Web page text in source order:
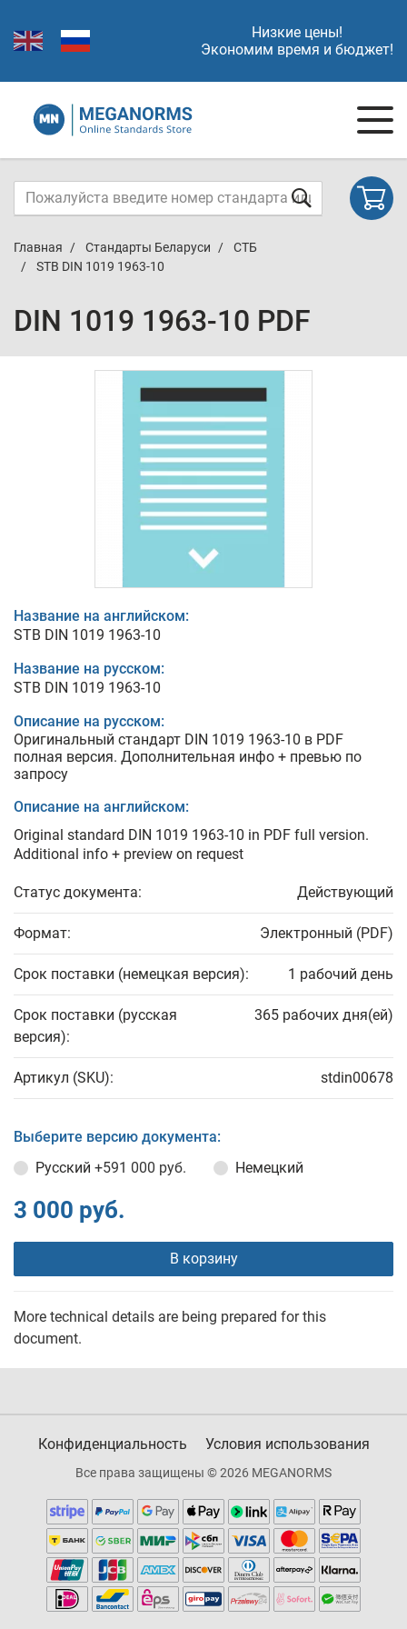
Низкие цены!
Экономим время и бюджет!
Главная Стандарты Беларуси
СТБ
STB DIN 1019 1963-10
DIN 1019 1963-10 PDF
Название на английском:
STB DIN 1019 1963-10
Название на русском:
STB DIN 1019 1963-10
Описание на русском:
Оригинальный стандарт DIN 1019 1963-10 в PDF
полная версия. Дополнительная инфо + превью по
запросу
Описание на английском:
Original standard DIN 1019 1963-10 in PDF full version.
Additional info + preview on request
Статус документа: Действующий
Формат: Электронный (PDF)
Срок поставки (немецкая версия): 1 рабочий день
Срок поставки (русская
версия):
365 рабочих дня(ей)
Артикул (SKU): stdin00678
Выберите версию документа:
Русский +591 000 руб. Немецкий
3 000 руб.
В корзину
More technical details are being prepared for this
document.
Конфиденциальность Условия использования
Все права защищены © 2026 MEGANORMS